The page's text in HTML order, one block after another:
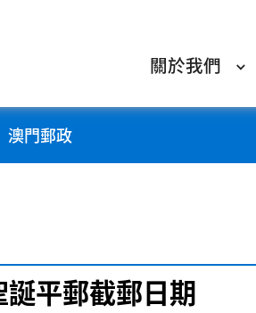
關於我們
澳門郵政
平郵截郵日期